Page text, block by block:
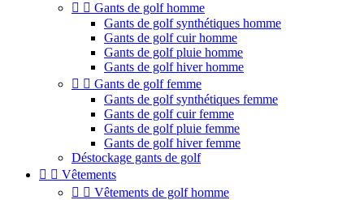
  Gants de golf homme
Gants de golf synthétiques homme
Gants de golf cuir homme
Gants de golf pluie homme
Gants de golf hiver homme
  Gants de golf femme
Gants de golf synthétiques femme
Gants de golf cuir femme
Gants de golf pluie femme
Gants de golf hiver femme
Déstockage gants de golf
  Vêtements
  Vêtements de golf homme